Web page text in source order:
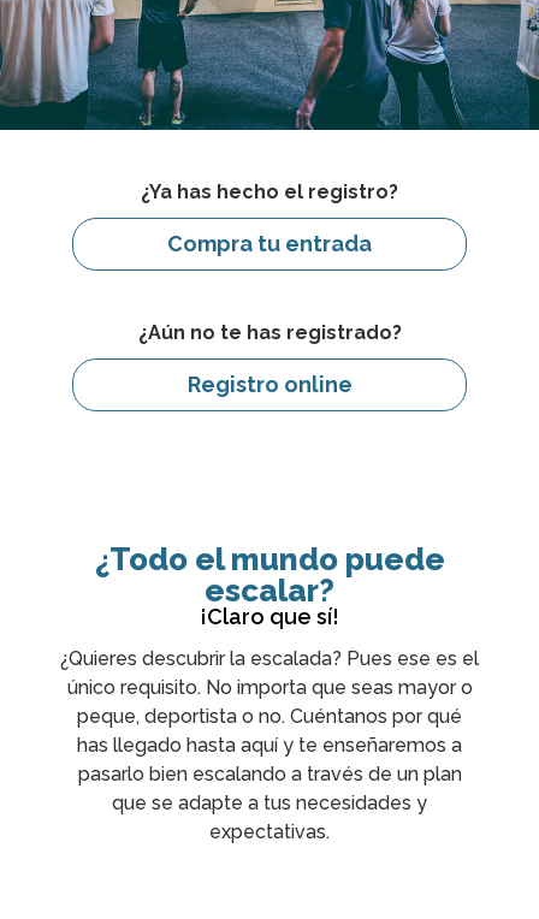
¿Ya has hecho el registro?
Compra tu entrada
¿Aún no te has registrado?
Registro online
¿Todo el mundo puede
escalar?
¡Claro que sí!
¿Quieres descubrir la escalada? Pues ese es el
único requisito. No importa que seas mayor o
peque, deportista o no. Cuéntanos por qué
has llegado hasta aquí y te enseñaremos a
pasarlo bien escalando a través de un plan
que se adapte a tus necesidades y
expectativas.